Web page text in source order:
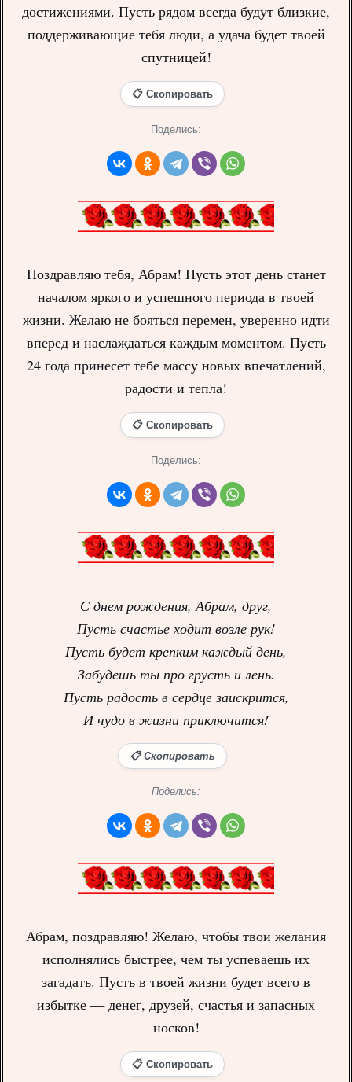
достижениями. Пусть рядом всегда будут близкие,
поддерживающие тебя люди, а удача будет твоей
спутницей!
📋 Скопировать
Поделись:
Поздравляю тебя, Абрам! Пусть этот день станет
началом яркого и успешного периода в твоей
жизни. Желаю не бояться перемен, уверенно идти
вперед и наслаждаться каждым моментом. Пусть
24 года принесет тебе массу новых впечатлений,
радости и тепла!
📋 Скопировать
Поделись:
С днем рождения, Абрам, друг,
Пусть счастье ходит возле рук!
Пусть будет крепким каждый день,
Забудешь ты про грусть и лень.
Пусть радость в сердце заискрится,
И чудо в жизни приключится!
📋 Скопировать
Поделись:
Абрам, поздравляю! Желаю, чтобы твои желания
исполнялись быстрее, чем ты успеваешь их
загадать. Пусть в твоей жизни будет всего в
избытке — денег, друзей, счастья и запасных
носков!
📋 Скопировать